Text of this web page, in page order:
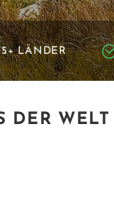
LÄNDER
DER WELT